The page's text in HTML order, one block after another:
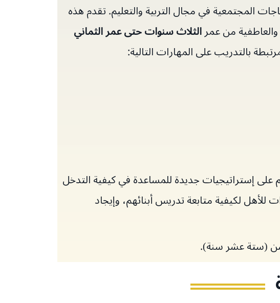
المجتمعية في مجال التربية والتعليم. تقدم هذه
من عمرالثلاث سنوات حتى عمر الثماني
بالتدريب على المهارات التالية:
على إستراتيجيات جديدة للمساعدة في كيفية التدخل
للأهل لكيفية متابعة تدريس أبنائهم، وإيجاد
(ستة عشر سنة).